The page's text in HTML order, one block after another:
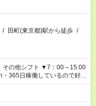
/ 田町(東京都)駅から徒歩 /